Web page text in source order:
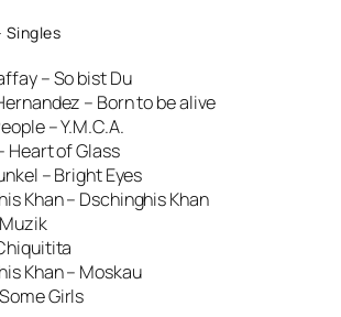
Singles
– So bist Du
– Born to be alive
– Y.M.C.A.
Heart of Glass
– Bright Eyes
Khan – Dschinghis Khan
Khan – Moskau
Girls